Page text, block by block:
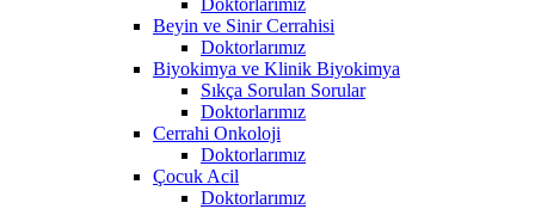
Beyin ve Sinir Cerrahisi
Doktorlarımız
Biyokimya ve Klinik Biyokimya
Sıkça Sorulan Sorular
Doktorlarımız
Cerrahi Onkoloji
Doktorlarımız
Çocuk Acil
Doktorlarımız